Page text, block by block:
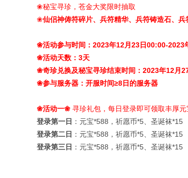
❀秘宝寻珍，苍金大奖限时抽取
❀仙侣神俦符碎片、兵符精华、兵符铸造石、
❀活动参与时间： 2023年12月 23日00:00-2023
❀活动天数： 3天
❀奇珍兑换及秘宝寻珍结束时间： 2023年12月
❀参与服务器：开服时间≥8日的服务器
❀活动一❀ 寻珍礼包，每日登录即可领取丰厚元
登录第一日 ：元宝*588 ，祈愿币*5 、圣诞袜*15
登录第二日 ：元宝*588 ，祈愿币*5 、圣诞袜*15
登录第三日 ： 元宝*588 ， 祈愿币*5 圣诞袜*15